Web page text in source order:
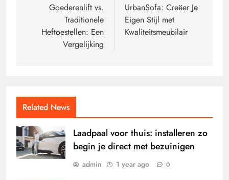
navigation
Goederenlift vs.
Traditionele
Heftoestellen: Een
Vergelijking
UrbanSofa: Creëer Je
Eigen Stijl met
Kwaliteitsmeubilair
Related News
Laadpaal voor thuis: installeren zo
begin je direct met bezuinigen
admin 1 year ago 0